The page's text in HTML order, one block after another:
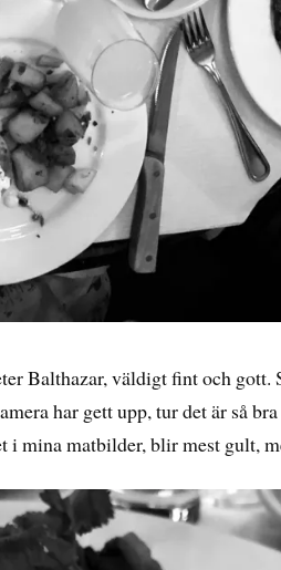
Balthazar, väldigt fint och gott.
har gett upp, tur det är så
i mina matbilder, blir mest gult,